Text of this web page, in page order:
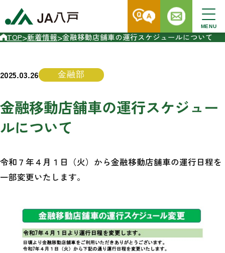
MENU
TOP>新着情報>金融移動店舗車の運行スケジュールについて
2025.03.26 金融部
金融移動店舗車の運行スケジュー
ルについて
令和７年４月１日（火）から金融移動店舗車の運行日程を
一部変更いたします。